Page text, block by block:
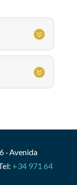
· Avenida
+34 971 64